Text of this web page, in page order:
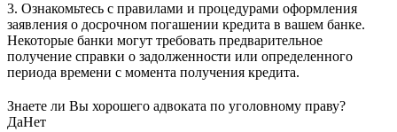
3. Ознакомьтесь с правилами и процедурами оформления
заявления о досрочном погашении кредита в вашем банке.
Некоторые банки могут требовать предварительное
получение справки о задолженности или определенного
периода времени с момента получения кредита.
Знаете ли Вы хорошего адвоката по уголовному праву?
ДаНет